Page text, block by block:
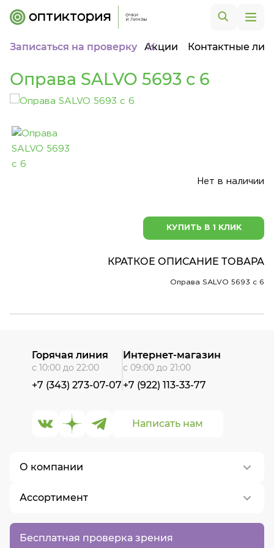
Записаться на проверку Акции Контактные
Оправа SALVO 5693 c 6
Нет в наличии
КУПИТЬ В 1 КЛИК
КРАТКОЕ ОПИСАНИЕ ТОВАРА
Оправа SALVO 5693 c 6
Бесплатная проверка зрения
О компании
О нас
Контакты
Вакансии
Ассортимент
Написать нам
Горячая линия
с 10:00 до 22:00
+7 (343) 273-07-07
Интернет-магазин
с 09:00 до 21:00
+7 (922) 113-33-77